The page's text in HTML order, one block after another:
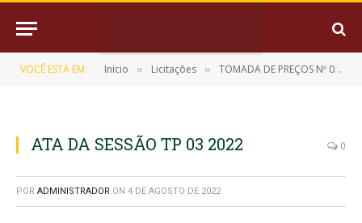
VOCÊ ESTÁ EM: Inicio » Licitações » TOMADA DE PREÇOS Nº 03/2022 (CONTRATAÇÃO DE EMPRESA ESPECIALIZADA PARA A EXECUÇÃO DO SERVIÇO DE RECUPERAÇÃO DE 47,831 KM DE ESTRADAS VICINAIS NAS LOCALIDADES PAE ILHA ATATAZINHO, ILHA MARITUBINHA E ILHA BOM SUCESSO)
ATA DA SESSÃO TP 03 2022 0
POR ADMINISTRADOR ON 4 DE AGOSTO DE 2022